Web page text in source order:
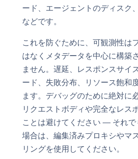
ード、エージェントのディスク
などです。
これを防ぐために、可観測性は
はなくメタデータを中心に構築
ません。遅延、レスポンスサイ
ード、失敗分布、リソース飽和
ます。デバッグのために絶対に
リクエストボディや完全なレス
ことは避けてください — それで
場合は、編集済みプロキシやマ
リングを使用してください。